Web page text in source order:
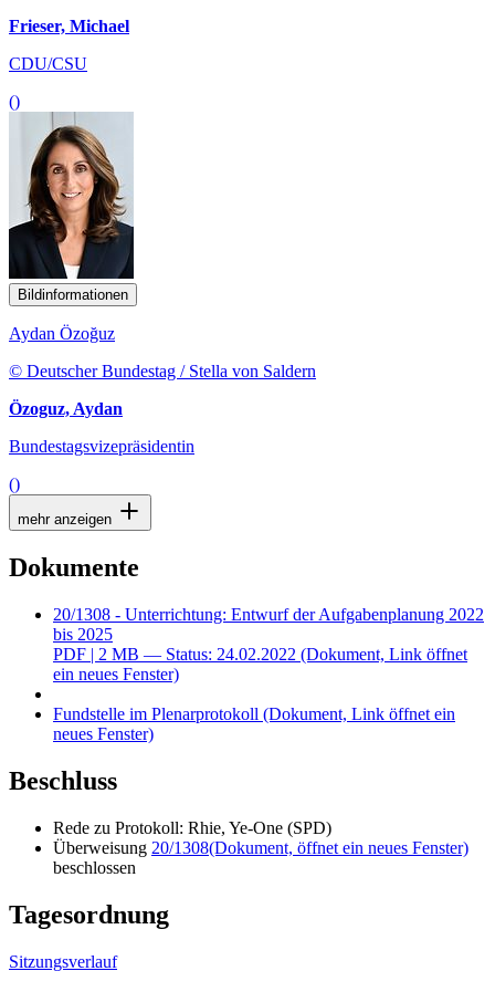
Frieser, Michael
CDU/CSU
()
Bildinformationen
Aydan Özoğuz
© Deutscher Bundestag / Stella von Saldern
Özoguz, Aydan
Bundestagsvizepräsidentin
()
mehr anzeigen
Dokumente
20/1308 - Unterrichtung: Entwurf der Aufgabenplanung 2022
bis 2025
PDF | 2 MB — Status: 24.02.2022 (Dokument, Link öffnet
ein neues Fenster)
Fundstelle im Plenarprotokoll (Dokument, Link öffnet ein
neues Fenster)
Beschluss
Rede zu Protokoll: Rhie, Ye-One (SPD)
Überweisung 20/1308(Dokument, öffnet ein neues Fenster)
beschlossen
Tagesordnung
Sitzungsverlauf